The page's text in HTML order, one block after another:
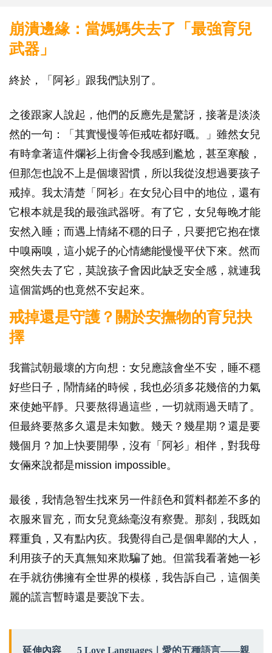
崩潰邊緣：當媽媽失去了「最強育兒
武器」
終於，「阿衫」跟我們訣別了。
之後跟家人說起，他們的反應先是驚訝，接著是淡淡
然的一句：「其實慢慢等佢戒咗都好嘅。」雖然女兒
有時拿著這件爛衫上街會令我感到尷尬，甚至寒酸，
但那怎也說不上是個壞習慣，所以我從沒想過要孩子
戒掉。我太清楚「阿衫」在女兒心目中的地位，還有
它根本就是我的最強武器呀。有了它，女兒每晚才能
安然入睡；而遇上情緒不穩的日子，只要把它抱在懷
中嗅兩嗅，這小妮子的心情總能慢慢平伏下來。然而
突然失去了它，莫說孩子會因此缺乏安全感，就連我
這個當媽的也竟然不安起來。
戒掉還是守護？關於安撫物的育兒抉
擇
我嘗試朝最壞的方向想：女兒應該會坐不安，睡不穩
好些日子，鬧情緒的時候，我也必須多花幾倍的力氣
來使她平靜。只要熬得過這些，一切就雨過天晴了。
但最終要熬多久還是未知數。幾天？幾星期？還是要
幾個月？加上快要開學，沒有「阿衫」相伴，對我母
女倆來說都是mission impossible。
最後，我情急智生找來另一件顔色和質料都差不多的
衣服來冒充，而女兒竟絲毫沒有察覺。那刻，我既如
釋重負，又有點內疚。我覺得自己是個卑鄙的大人，
利用孩子的天真無知來欺騙了她。但當我看著她一衫
在手就彷佛擁有全世界的模樣，我告訴自己，這個美
麗的謊言暫時還是要說下去。
延伸內容
5 Love Languages｜愛的五種語言——親